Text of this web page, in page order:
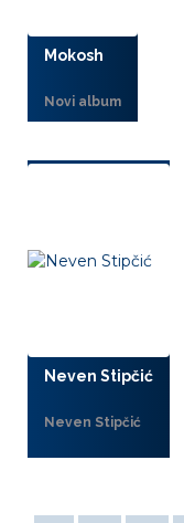
Mokosh
Novi album
Neven Stipčić
Neven Stipčić